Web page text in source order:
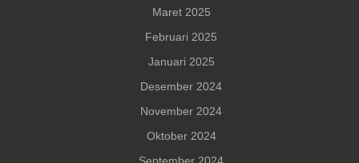
Maret 2025
Februari 2025
Januari 2025
Desember 2024
November 2024
Oktober 2024